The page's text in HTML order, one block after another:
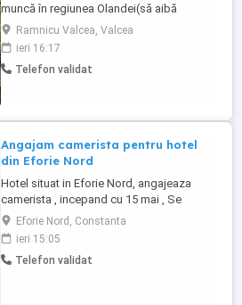
muncă în regiunea Olandei(să aibă
mașină) . Rog seriozitate și pentru mai
multe detalii va rog contactați in Whatsap
la Nr( ) .Va mulțumesc!
Ramnicu Valcea, Valcea
ieri 16:17
Telefon validat
Angajam camerista pentru hotel
din Eforie Nord
Hotel situat in Eforie Nord, angajeaza
camerista , incepand cu 15 mai , Se
asigura transportul pe ruta Agigea ,
Techirghiol , Movilita , Topraisar , Mereni ,
Lanurile Mai multe detalii la telefon.
Eforie Nord, Constanta
ieri 15:05
Telefon validat